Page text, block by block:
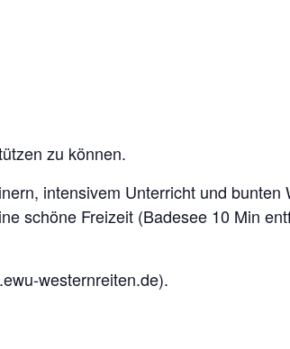
zu können.
intensivem Unterricht und
schöne Freizeit (Badesee 10 Min
westernreiten.de).